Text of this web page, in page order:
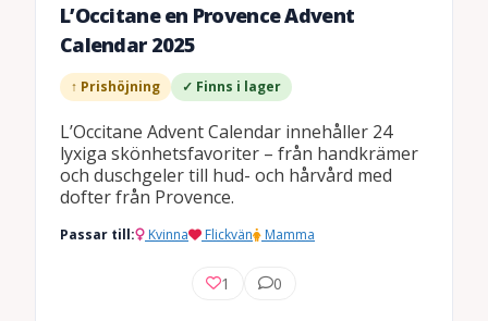
L’Occitane en Provence Advent
Calendar 2025
↑ Prishöjning ✓ Finns i lager
L’Occitane Advent Calendar innehåller 24
lyxiga skönhetsfavoriter – från handkrämer
och duschgeler till hud- och hårvård med
dofter från Provence.
Passar till: Kvinna Flickvän Mamma
1 0